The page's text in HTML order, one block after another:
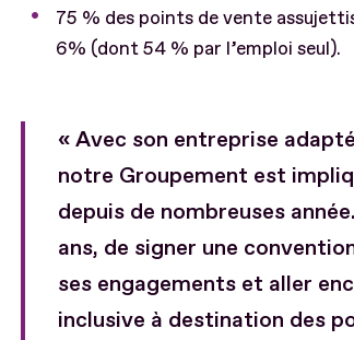
75 % des points de vente
6% (dont 54 % par l’emploi seul).
« Avec son entreprise
notre Groupement est
depuis de nombreuses
ans, de signer une
ses engagements et aller
inclusive à destination des